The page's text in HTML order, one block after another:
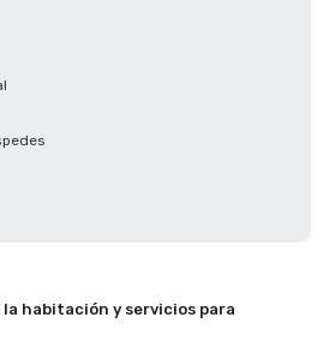
habitación y servicios para